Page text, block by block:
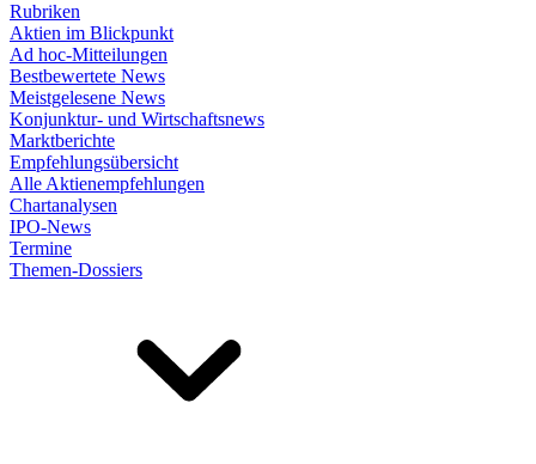
Rubriken
Aktien im Blickpunkt
Ad hoc-Mitteilungen
Bestbewertete News
Meistgelesene News
Konjunktur- und Wirtschaftsnews
Marktberichte
Empfehlungsübersicht
Alle Aktienempfehlungen
Chartanalysen
IPO-News
Termine
Themen-Dossiers